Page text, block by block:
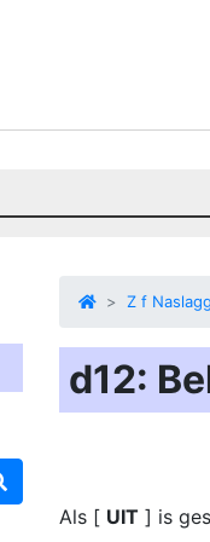
Z f
d12:
Als [ UIT ] is